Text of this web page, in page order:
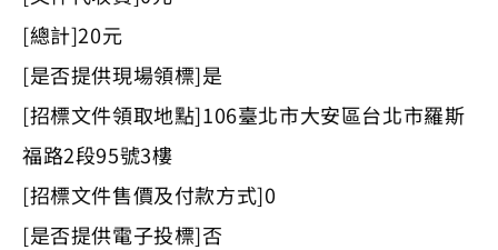
[總計]20元
[是否提供現場領標]是
[招標文件領取地點]106臺北市大安區台北市羅斯
福路2段95號3樓
[招標文件售價及付款方式]0
[是否提供電子投標]否